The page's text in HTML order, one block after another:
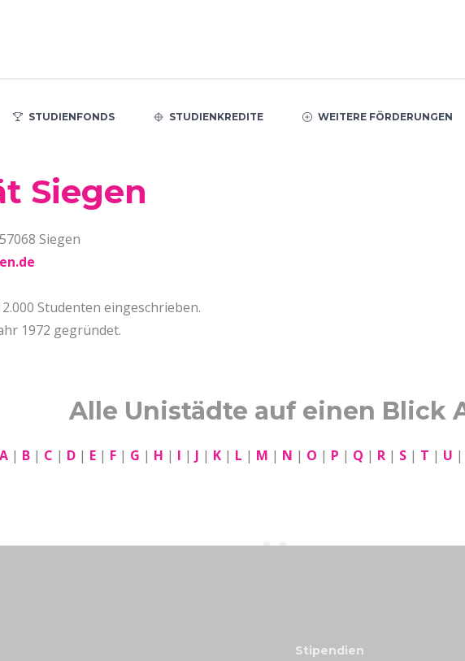
STUDIENFONDS STUDIENKREDITE WEITERE FÖRDERUNGEN
Siegen
Siegen
Studenten eingeschrieben.
1972 gegründet.
Alle Unistädte auf einen Blick
A| B| C | D| E| F| G | H | I | J | K| L | M | N | O | P | Q | R| S| T | U
Stipendien